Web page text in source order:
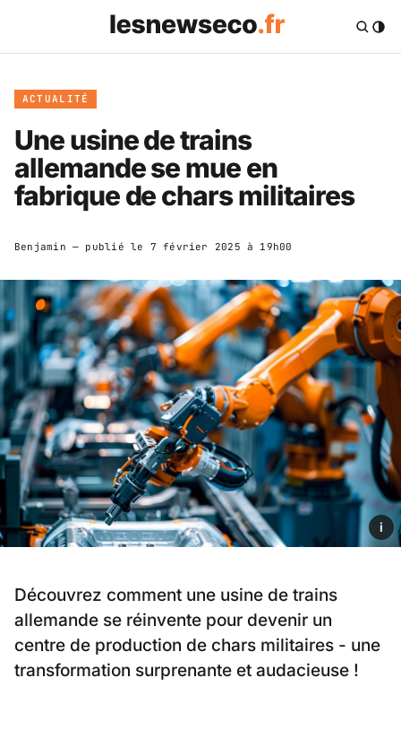
ACTUALITÉ
Une usine de trains
allemande se mue en
fabrique de chars militaires
Benjamin — publié le 7 février 2025 à 19h00
i
Découvrez comment une usine de trains
allemande se réinvente pour devenir un
centre de production de chars militaires - une
transformation surprenante et audacieuse !